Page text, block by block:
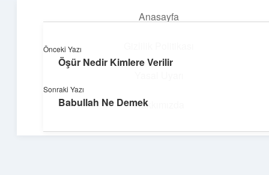
Anasayfa
Hakkımızda
Yaratıcı fikirlerle projelerini canlandır!
Önceki Yazı
Öşür Nedir Kimlere Verilir
Sonraki Yazı
Babullah Ne Demek